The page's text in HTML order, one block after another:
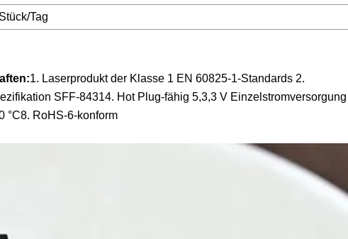
Tag
1. Laserprodukt der Klasse 1 EN 60825-1-Standards 2.
SFF-84314. Hot Plug-fähig 5,3,3 V Einzelstromversorgung
°C8. RoHS-6-konform